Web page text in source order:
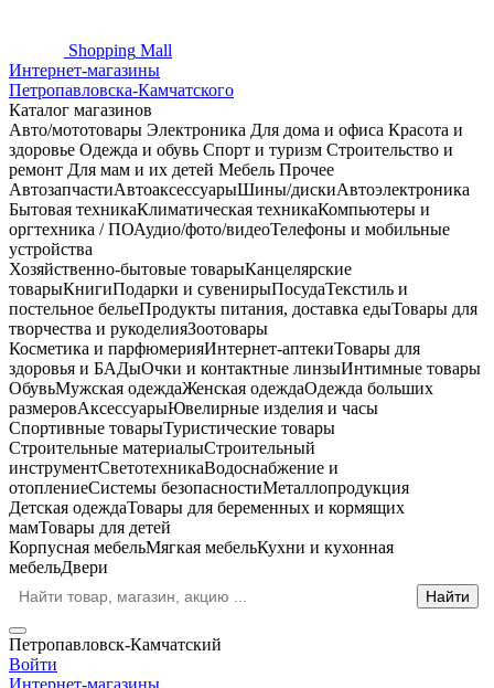
Shopping Mall
Интернет-магазины
Петропавловска-Камчатского
Каталог магазинов
Авто/мототовары Электроника Для дома и офиса Красота и
здоровье Одежда и обувь Спорт и туризм Строительство и
ремонт Для мам и их детей Мебель Прочее
АвтозапчастиАвтоаксессуарыШины/дискиАвтоэлектроника
Бытовая техникаКлиматическая техникаКомпьютеры и
оргтехника / ПОАудио/фото/видеоТелефоны и мобильные
устройства
Хозяйственно-бытовые товарыКанцелярские
товарыКнигиПодарки и сувенирыПосудаТекстиль и
постельное бельеПродукты питания, доставка едыТовары для
творчества и рукоделияЗоотовары
Косметика и парфюмерияИнтернет-аптекиТовары для
здоровья и БАДыОчки и контактные линзыИнтимные товары
ОбувьМужская одеждаЖенская одеждаОдежда больших
размеровАксессуарыЮвелирные изделия и часы
Спортивные товарыТуристические товары
Строительные материалыСтроительный
инструментСветотехникаВодоснабжение и
отоплениеСистемы безопасностиМеталлопродукция
Детская одеждаТовары для беременных и кормящих
мамТовары для детей
Корпусная мебельМягкая мебельКухни и кухонная
мебельДвери
Петропавловск-Камчатский
Войти
Интернет-магазины